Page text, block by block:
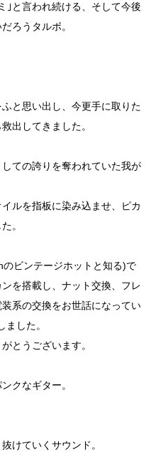
｣と言われ続ける、そして今後
ろうタルボ。
と思い出し、今更手に取りた
出してきました。
ての誇りを奪われていた我が
ルを指板に染み込ませ、ピカ
。
ビンテージホットと知る)で
を搭載し、ナット交換、フレ
系の交換をお世話になってい
した。
とうございます。
クなギター。
けていくサウンド。